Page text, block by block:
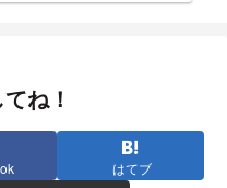
ね！
はてブ